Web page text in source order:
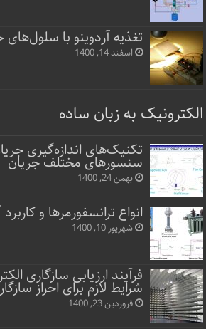
تغذیه آردوینو با
اسفند 14, 1400
الکترونیک به زبان ساده
تکنیک‌های اندازه‌گیری
سنسورهای مختلف جریان
بهمن 24, 1400
انواع ترانسفورمرها و کاربرد
شهریور 10, 1400
فرآیند ارزیابی سازگاری
شرایط لازم برای احراز
فروردین 23, 1400